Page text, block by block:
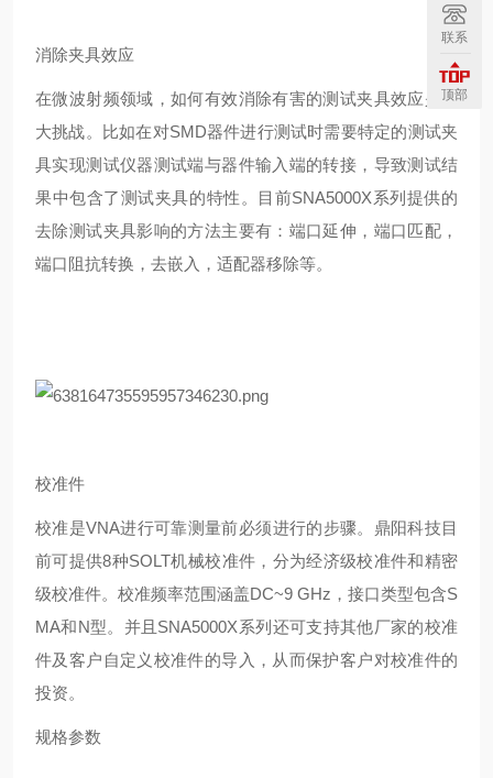
消除夹具效应
在微波射频领域，如何有效消除有害的测试夹具效应是一
大挑战。比如在对SMD器件进行测试时需要特定的测试夹
具实现测试仪器测试端与器件输入端的转接，导致测试结
果中包含了测试夹具的特性。目前SNA5000X系列提供的
去除测试夹具影响的方法主要有：端口延伸，端口匹配，
端口阻抗转换，去嵌入，适配器移除等。
校准件
校准是VNA进行可靠测量前必须进行的步骤。鼎阳科技目
前可提供8种SOLT机械校准件，分为经济级校准件和精密
级校准件。校准频率范围涵盖DC~9 GHz ，接口类型包含S
MA和N型。并且 SNA5000X系列还可支持其他厂家的校准
件及客户自定义校准件的导入，从而保护客户对校准件的
投资。
规格参数
联系
顶部